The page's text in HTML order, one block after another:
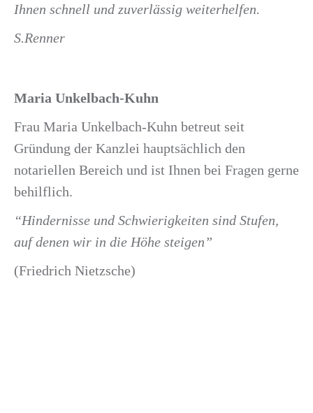
Ihnen schnell und zuverlässig weiterhelfen.
S.Renner
Maria Unkelbach-Kuhn
Frau Maria Unkelbach-Kuhn betreut seit
Gründung der Kanzlei hauptsächlich den
notariellen Bereich und ist Ihnen bei Fragen gerne
behilflich.
“Hindernisse und Schwierigkeiten sind Stufen,
auf denen wir in die Höhe steigen”
(Friedrich Nietzsche)